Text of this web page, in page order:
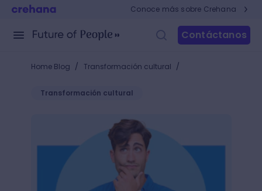
Conoce más sobre Crehana
Contáctanos
Home Blog / Transformación cultural /
Transformación cultural
Factores de riesgo laboral: los peligros más